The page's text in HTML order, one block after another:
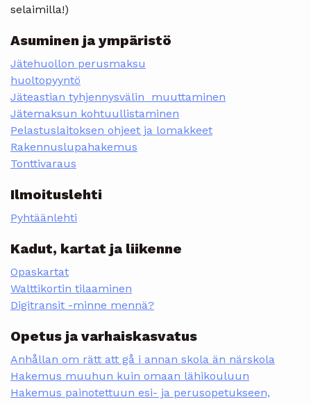
selaimilla!)
Asuminen ja ympäristö
Jätehuollon perusmaksu
huoltopyyntö
Jäteastian tyhjennysvälin muuttaminen
Jätemaksun kohtuullistaminen
Pelastuslaitoksen ohjeet ja lomakkeet
Rakennuslupahakemus
Tonttivaraus
Ilmoituslehti
Pyhtäänlehti
Kadut, kartat ja liikenne
Opaskartat
Walttikortin tilaaminen
Digitransit -minne mennä?
Opetus ja varhaiskasvatus
Anhållan om rätt att gå i annan skola än närskola
Hakemus muuhun kuin omaan lähikouluun
Hakemus painotettuun esi- ja perusopetukseen,